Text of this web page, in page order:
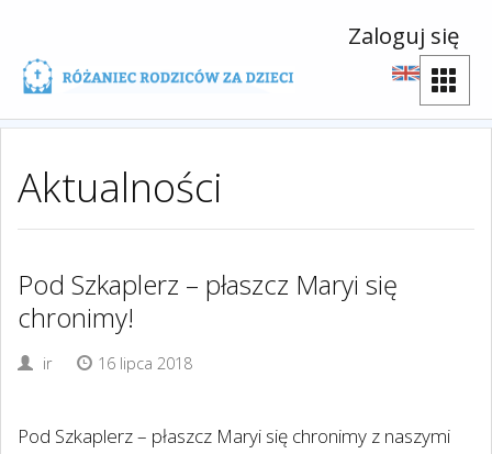
Zaloguj się
Aktualności
Pod Szkaplerz – płaszcz Maryi się
chronimy!
ir 16 lipca 2018
Pod Szkaplerz – płaszcz Maryi się chronimy z naszymi